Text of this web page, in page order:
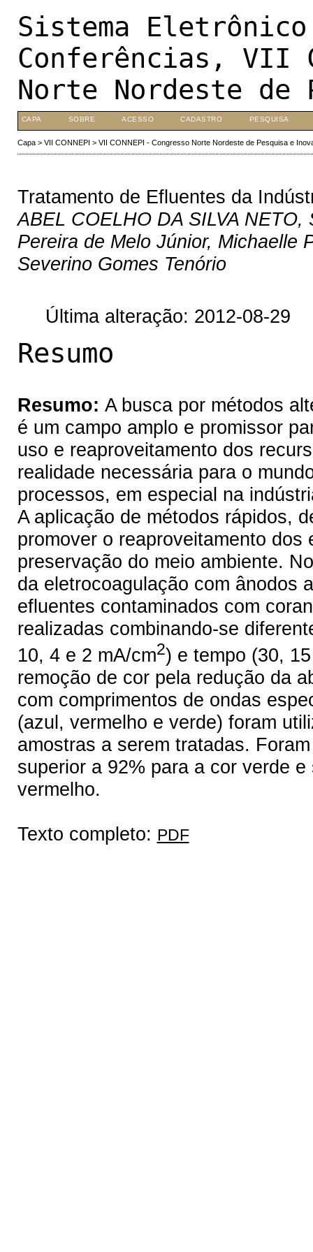
Sistema
Conferências, VII
Norte Nordeste de
CAPA SOBRE ACESSO CADASTRO PESQUISA
Capa> VII CONNEPI > VII CONNEPI - Congresso Norte Nordeste de Pesquisa e
Tratamento de Efluentes da
ABEL COELHO DA SILVA
Pereira de Melo Júnior, Michaelle
Severino Gomes Tenório
Última alteração: 2012-08-29
Resumo
Resumo: A busca por métodos
é um campo amplo e promissor
uso e reaproveitamento dos
realidade necessária para o
processos, em especial na
A aplicação de métodos rápidos,
promover o reaproveitamento
preservação do meio ambiente.
da eletrocoagulação com ânodos
efluentes contaminados com
realizadas combinando-se
10, 4 e 2 mA/cm2) e tempo (30,
remoção de cor pela redução da
com comprimentos de ondas
(azul, vermelho e verde) foram
amostras a serem tratadas.
superior a 92% para a cor verde
vermelho.
Texto completo: PDF